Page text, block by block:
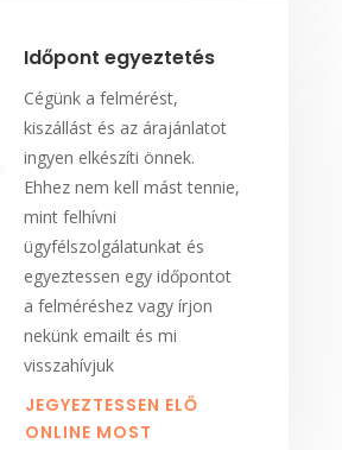
Időpont egyeztetés
Cégünk a felmérést,
kiszállást és az árajánlatot
ingyen elkészíti önnek.
Ehhez nem kell mást tennie,
mint felhívni
ügyfélszolgálatunkat és
egyeztessen egy időpontot
a felméréshez vagy írjon
nekünk emailt és mi
visszahívjuk
JEGYEZTESSEN ELŐ
ONLINE MOST